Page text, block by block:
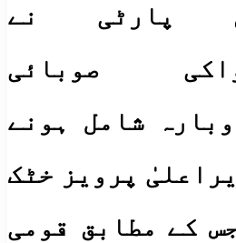
پارٹی نے
صوبائی
شامل ہونے
پرویز خٹک
کے مطابق قومی